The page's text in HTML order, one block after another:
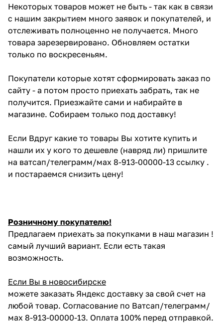
Некоторых товаров может не быть - так как в связи
с нашим закрытием много заявок и покупателей, и
отслеживать полноценно не получается. Много
товара зарезервировано. Обновляем остатки
только по воскресеньям.
Покупатели которые хотят сформировать заказ по
сайту - а потом просто приехать забрать, так не
получится. Приезжайте сами и набирайте в
магазине. Собираем только под доставку!
Если Вдруг какие то товары Вы хотите купить и
нашли их у кого то дешевле (навряд ли) пришлите
на ватсап/телеграмм/мах 8-913-00000-13 ссылку .
и постараемся снизить цену!
Розничному покупателю!
Предлагаем приехать за покупками в наш магазин !
самый лучший вариант. Если есть такая
возможность.
Если Вы в новосибирске
можете заказать Яндекс доставку за свой счет на
любой товар. Согласование по Ватсап/телеграмм/
мах 8-913-00000-13. Оплата 100% перед отправкой.